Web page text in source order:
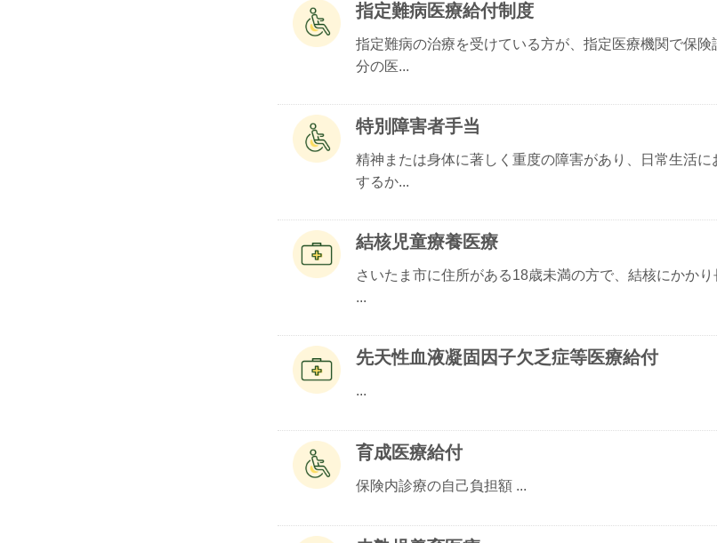
指定難病医療給付制度
指定難病の治療を受けている方が、指定医療機関で保険
分の医...
特別障害者手当
精神または身体に著しく重度の障害があり、日常生活
するか...
結核児童療養医療
さいたま市に住所がある18歳未満の方で、結核にかか
...
先天性血液凝固因子欠乏症等医療給付
...
育成医療給付
保険内診療の自己負担額 ...